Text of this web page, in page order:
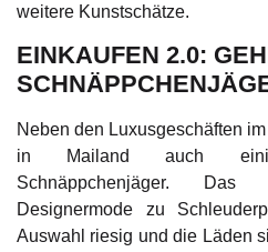
weitere Kunstschätze.
EINKAUFEN 2.0:
Neben den Luxusgeschäften
in Mailand auch
Schnäppchenjäger.
Designermode zu
Auswahl riesig und die Läden